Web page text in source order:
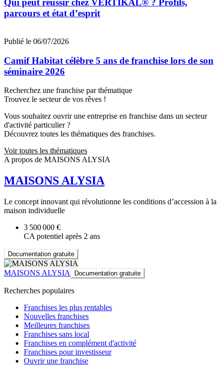
Qui peut réussir chez VERTIKAL® ? Profils,
parcours et état d’esprit
Publié le 06/07/2026
Camif Habitat célèbre 5 ans de franchise lors de son
séminaire 2026
Recherchez une franchise par thématique
Trouvez le secteur de vos rêves !
Vous souhaitez ouvrir une entreprise en franchise dans un secteur
d'activité particulier ?
Découvrez toutes les thématiques des franchises.
Voir toutes les thématiques
A propos de MAISONS ALYSIA
MAISONS ALYSIA
Le concept innovant qui révolutionne les conditions d’accession à la
maison individuelle
3 500 000 €
CA potentiel après 2 ans
Documentation gratuite
MAISONS ALYSIA Documentation gratuite
Recherches populaires
Franchises les plus rentables
Nouvelles franchises
Meilleures franchises
Franchises sans local
Franchises en complément d'activité
Franchises pour investisseur
Ouvrir une franchise